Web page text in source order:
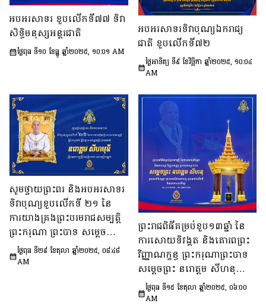
អបអរសាទរ ខួបលើកទី៧៧ ទិវា
សិទ្ធិមនុស្សអន្តរជាតិ
ថ្ងៃពុធ ទី១០ ខែធ្នូ ឆ្នាំ២០២៥, ១០:០១ AM
អបអរសាទរទិវាបុណ្យឯករាជ្យ
ជាតិ ខួបលើកទី៧២
ថ្ងៃអាទិត្យ ទី៩ ខែវិច្ឆិកា ឆ្នាំ២០២៥, ១០:០៤
AM
សូមថ្វាយព្រះពរ និងអបអរសាទរ
ទិវាបុណ្យខួបលើកទី ២១ នៃ
ការយាងគ្រងព្រះបរមរាជសម្បត្តិ
ព្រះករុណា ព្រះបាទ សម្តេចព្រះប
រមនាថ នរោត្តម សីហមុនី
ព្រះមហាក្សត្រ នៃ
ថ្ងៃពុធ ទី២៩ ខែតុលា ឆ្នាំ២០២៥, ០៨:៤៨
AM
ព្រះរាជពិធីគម្រប់ខួប១៣ឆ្នាំ នៃ
ការសោយទិវង្គត និងគោរពព្រះ
វិញ្ញាណក្ខន្ធ ព្រះករុណាព្រះបាទ
សម្តេចព្រះ នរោត្តម សីហនុ
ព្រះមហាវីរក្សត្រ ព្រះវររាជបិតា
ឯករាជ្យ បូរណភាពទឹកដី និង
ថ្ងៃពុធ ទី១៥ ខែតុលា ឆ្នាំ២០២៥, ០៦:០០
AM